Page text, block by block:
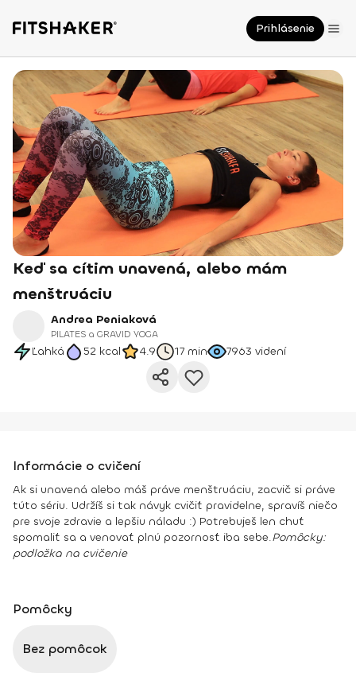
Prihlásenie
Keď sa cítim unavená, alebo mám
menštruáciu
Andrea Peniaková
PILATES a GRAVID YOGA
Ľahká 52 kcal 4.9 17 min 7963 videní
Informácie o cvičení
Ak si unavená alebo máš práve menštruáciu, zacvič si práve
túto sériu. Udržíš si tak návyk cvičiť pravidelne, spravíš niečo
pre svoje zdravie a lepšiu náladu :) Potrebuješ len chuť
spomaliť sa a venovať plnú pozornosť iba sebe.Pomôcky:
podložka na cvičenie
Pomôcky
Bez pomôcok